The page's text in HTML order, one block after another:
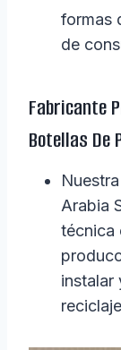
formas
de
Fabricante
Botellas De
Arabia
técnica
instalar